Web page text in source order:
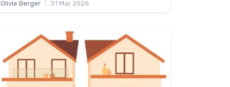
Olivie Berger 31 Mar 2026